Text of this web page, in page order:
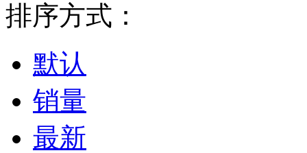
排序方式：
默认
销量
最新